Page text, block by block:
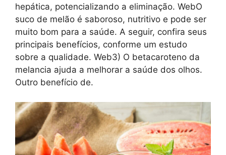
hepática, potencializando a eliminação. WebO
suco de melão é saboroso, nutritivo e pode ser
muito bom para a saúde. A seguir, confira seus
principais benefícios, conforme um estudo
sobre a qualidade. Web3) O betacaroteno da
melancia ajuda a melhorar a saúde dos olhos.
Outro benefício de.